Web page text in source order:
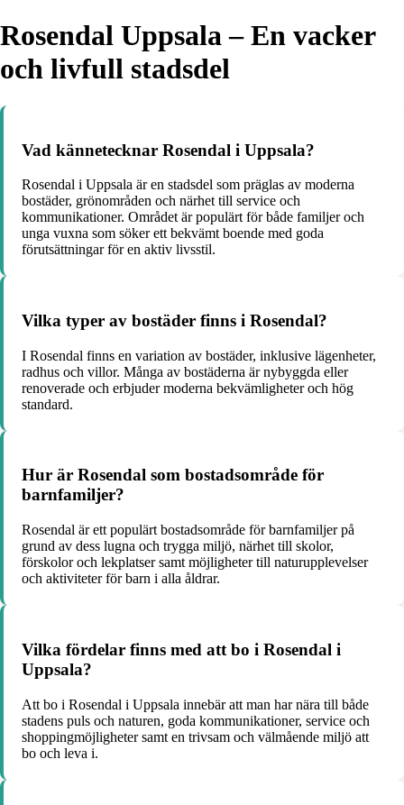
Rosendal Uppsala – En vacker
och livfull stadsdel
Vad kännetecknar Rosendal i Uppsala?
Rosendal i Uppsala är en stadsdel som präglas av moderna
bostäder, grönområden och närhet till service och
kommunikationer. Området är populärt för både familjer och
unga vuxna som söker ett bekvämt boende med goda
förutsättningar för en aktiv livsstil.
Vilka typer av bostäder finns i Rosendal?
I Rosendal finns en variation av bostäder, inklusive lägenheter,
radhus och villor. Många av bostäderna är nybyggda eller
renoverade och erbjuder moderna bekvämligheter och hög
standard.
Hur är Rosendal som bostadsområde för
barnfamiljer?
Rosendal är ett populärt bostadsområde för barnfamiljer på
grund av dess lugna och trygga miljö, närhet till skolor,
förskolor och lekplatser samt möjligheter till naturupplevelser
och aktiviteter för barn i alla åldrar.
Vilka fördelar finns med att bo i Rosendal i
Uppsala?
Att bo i Rosendal i Uppsala innebär att man har nära till både
stadens puls och naturen, goda kommunikationer, service och
shoppingmöjligheter samt en trivsam och välmående miljö att
bo och leva i.